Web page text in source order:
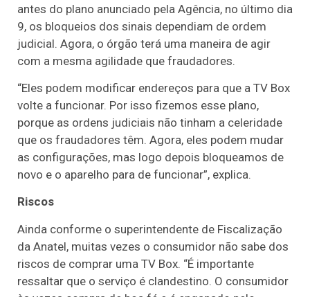
antes do plano anunciado pela Agência, no último dia
9, os bloqueios dos sinais dependiam de ordem
judicial. Agora, o órgão terá uma maneira de agir
com a mesma agilidade que fraudadores.
“Eles podem modificar endereços para que a TV Box
volte a funcionar. Por isso fizemos esse plano,
porque as ordens judiciais não tinham a celeridade
que os fraudadores têm. Agora, eles podem mudar
as configurações, mas logo depois bloqueamos de
novo e o aparelho para de funcionar”, explica.
Riscos
Ainda conforme o superintendente de Fiscalização
da Anatel, muitas vezes o consumidor não sabe dos
riscos de comprar uma TV Box. “É importante
ressaltar que o serviço é clandestino. O consumidor